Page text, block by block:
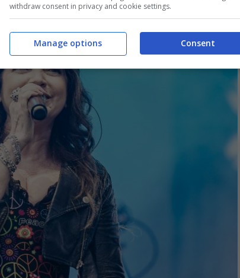
withdraw consent in privacy and cookie settings.
Consent
Manage options